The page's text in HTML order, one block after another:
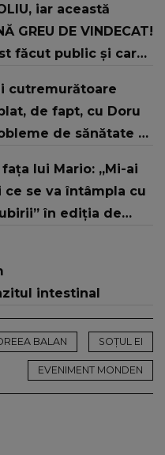
iar această
GREU DE VINDECAT!
făcut public și care
de..."
cutremurătoare
de fapt, cu Doru
de sănătate și
lui Mario: „Mi-ai
se va întâmpla cu
în ediția de
intestinal
BALAN SOŢUL EI
EVENIMENT MONDEN